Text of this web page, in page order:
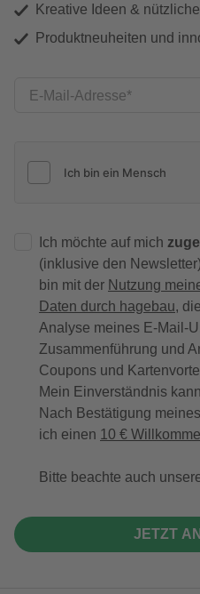
Kreative Ideen &
Produktneuheiten und
E-Mail-Adresse
Ich möchte auf mich
(inklusive den
bin mit der Nutzung
Daten durch hagebau,
Analyse meines E-Mail-
Zusammenführung und
Coupons und
Mein Einverständnis
Nach Bestätigung
ich einen 10 €
Bitte beachte auch
JETZT